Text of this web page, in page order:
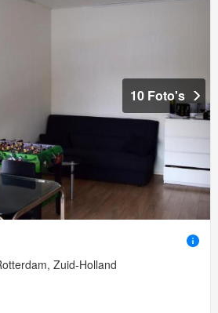
10 Foto's
Zuid-Holland